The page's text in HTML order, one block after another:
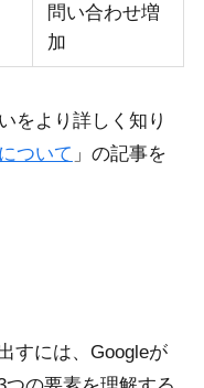
問い合わせ増
加
をより詳しく知り
ついて 」の記事を
すには、Googleが